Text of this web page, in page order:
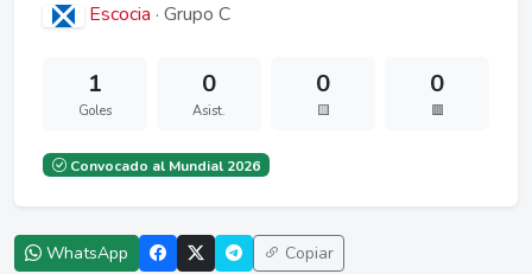
Escocia · Grupo C
1
Goles
0
Asist.
0
🟨
0
🟥
Convocado al Mundial 2026
WhatsApp Copiar